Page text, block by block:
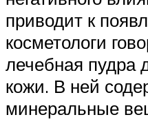
приводит к
косметологи
лечебная пудра
кожи. В ней
минеральные